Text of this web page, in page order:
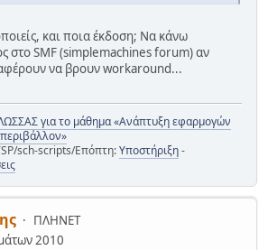
και ποια έκδοση; Να κάνω
στο SMF (simplemachines forum) αν
να βρουν workaround...
για το μάθημα «Ανάπτυξη εφαρμογών
sch-scripts/Επόπτη:Υποστήριξη-
ΠΛΗΝΕΤ
2010